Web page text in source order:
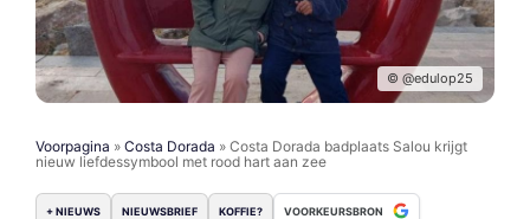
© @edulop25
Voorpagina » Costa Dorada » Costa Dorada badplaats Salou krijgt
nieuw liefdessymbool met rood hart aan zee
+ NIEUWS NIEUWSBRIEF KOFFIE? VOORKEURSBRON